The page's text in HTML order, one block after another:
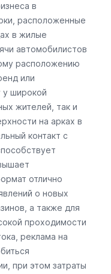
в
расположенные
в жилые
автомобилистов
расположению
или
у широкой
жителей, так и
на арках в
контакт с
отлично
о новых
а также для
проходимости
реклама на
при этом затраты